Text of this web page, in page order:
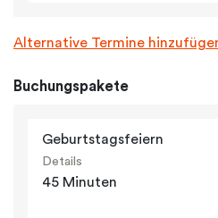
Alternative Termine
Buchungspakete
Geburtstagsfeiern
Details
45 Minuten